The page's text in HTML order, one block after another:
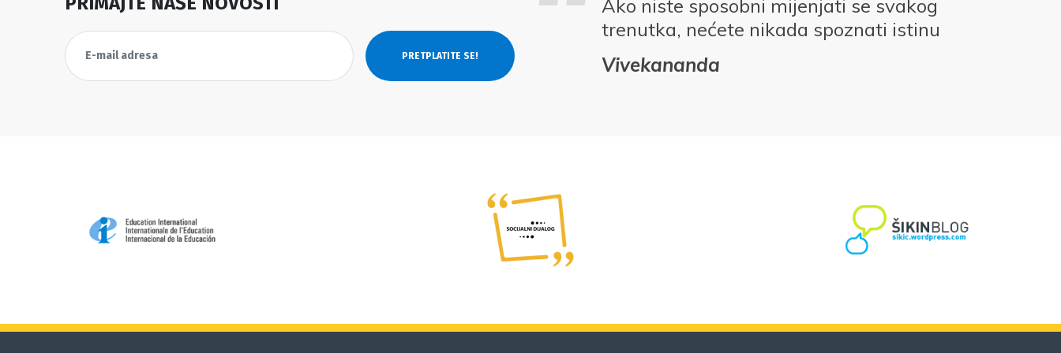
Ako niste sposobni mijenjati se svakog
trenutka, nećete nikada spoznati istinu
Vivekananda